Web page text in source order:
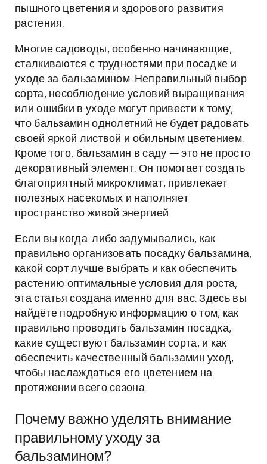
пышного цветения и здорового развития
растения.
Многие садоводы, особенно начинающие,
сталкиваются с трудностями при посадке и
уходе за бальзамином. Неправильный выбор
сорта, несоблюдение условий выращивания
или ошибки в уходе могут привести к тому,
что бальзамин однолетний не будет радовать
своей яркой листвой и обильным цветением.
Кроме того, бальзамин в саду — это не просто
декоративный элемент. Он помогает создать
благоприятный микроклимат, привлекает
полезных насекомых и наполняет
пространство живой энергией.
Если вы когда-либо задумывались, как
правильно организовать посадку бальзамина,
какой сорт лучше выбрать и как обеспечить
растению оптимальные условия для роста,
эта статья создана именно для вас. Здесь вы
найдёте подробную информацию о том, как
правильно проводить бальзамин посадка,
какие существуют бальзамин сорта, и как
обеспечить качественный бальзамин уход,
чтобы наслаждаться его цветением на
протяжении всего сезона.
Почему важно уделять внимание
правильному уходу за
бальзамином?